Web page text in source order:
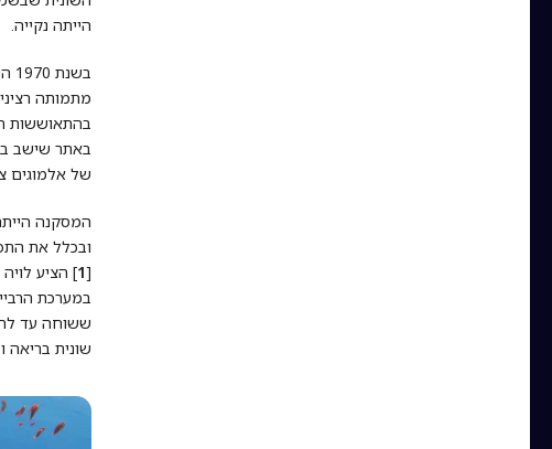
הייתה נקייה.
מתמותה
בהתאוששות
באתר שישב
של אלמוגים
המסקנה
[
1] הציע
במערכת
ששוחה עד
שונית